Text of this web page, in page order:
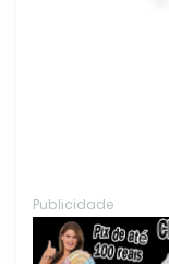
Publicidade